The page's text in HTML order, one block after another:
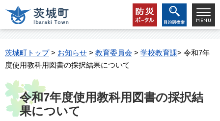
茨城町トップ> お知らせ > 教育委員会 > 学校教育課> 令和7年
度使用教科用図書の採択結果について
令和7年度使用教科用図書の採択結
果について